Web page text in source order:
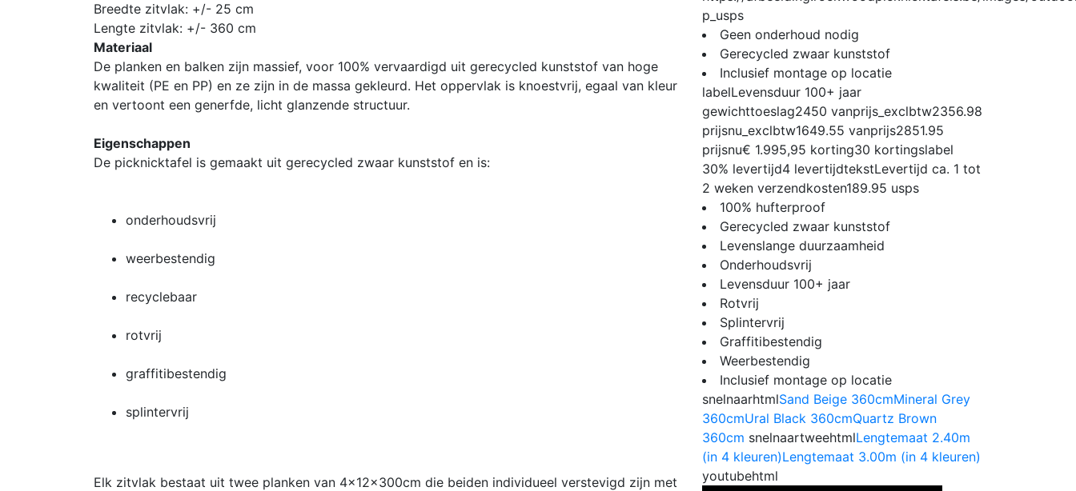
Breedte zitvlak: +/- 25 cm
Lengte zitvlak: +/- 360 cm
Materiaal
De planken en balken zijn massief, voor 100% vervaardigd uit gerecycled kunststof van hoge
kwaliteit (PE en PP) en ze zijn in de massa gekleurd. Het oppervlak is knoestvrij, egaal van kleur
en vertoont een generfde, licht glanzende structuur.
Eigenschappen
De picknicktafel is gemaakt uit gerecycled zwaar kunststof en is:
onderhoudsvrij
weerbestendig
recyclebaar
rotvrij
graffitibestendig
splintervrij
Elk zitvlak bestaat uit twee planken van 4x12x300cm die beiden individueel verstevigd zijn met
p_usps
Geen onderhoud nodig
Gerecycled zwaar kunststof
Inclusief montage op locatie
labelLevensduur 100+ jaar
gewichttoeslag2450 vanprijs_exclbtw2356.98
prijsnu_exclbtw1649.55 vanprijs2851.95
prijsnu€ 1.995,95 korting30 kortingslabel
30% levertijd4 levertijdtekstLevertijd ca. 1 tot
2 weken verzendkosten189.95 usps
100% hufterproof
Gerecycled zwaar kunststof
Levenslange duurzaamheid
Onderhoudsvrij
Levensduur 100+ jaar
Rotvrij
Splintervrij
Graffitibestendig
Weerbestendig
Inclusief montage op locatie
snelnaarhtmlSand Beige 360cmMineral Grey
360cmUral Black 360cmQuartz Brown
360cm snelnaartweehtmlLengtemaat 2.40m
(in 4 kleuren)Lengtemaat 3.00m (in 4 kleuren)
youtubehtml